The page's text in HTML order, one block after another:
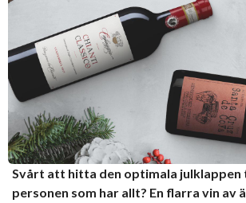
Svårt att hitta den optimala julklappen
personen som har allt? En flarra vin av